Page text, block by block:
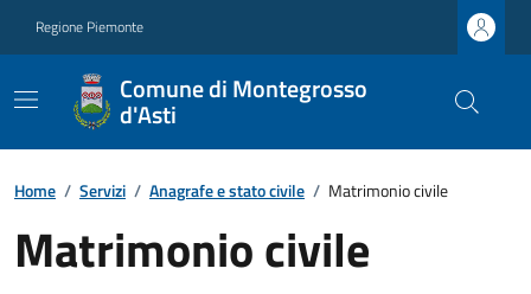
Regione Piemonte
Comune di Montegrosso
d'Asti
Home / Servizi / Anagrafe e stato civile / Matrimonio civile
Matrimonio civile